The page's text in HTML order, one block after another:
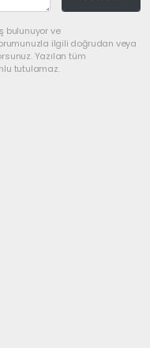
bulunuyor ve
ilgili doğrudan veya
Yazılan tüm
tutulamaz.